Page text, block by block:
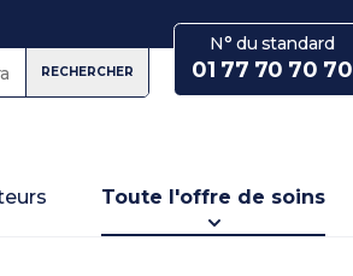
N° du standard
01 77 70 70 70
RECHERCHER
Toute l'offre de soins